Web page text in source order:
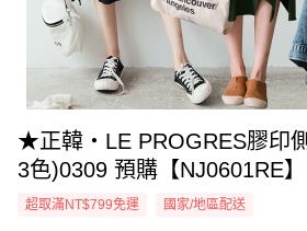
★正韓‧LE PROGRES膠印
3色)0309 預購【NJ0601RE】
超取滿NT$799免運 國家/地區配送